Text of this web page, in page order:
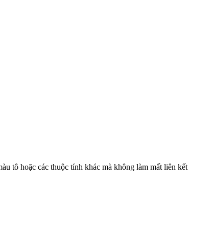
tô hoặc các thuộc tính khác mà không làm mất liên kết